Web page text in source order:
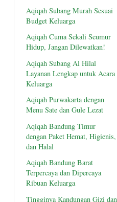
Aqiqah Subang Murah Sesuai
Budget Keluarga
Aqiqah Cuma Sekali Seumur
Hidup, Jangan Dilewatkan!
Aqiqah Subang Al Hilal
Layanan Lengkap untuk Acara
Keluarga
Aqiqah Purwakarta dengan
Menu Sate dan Gule Lezat
Aqiqah Bandung Timur
dengan Paket Hemat, Higienis,
dan Halal
Aqiqah Bandung Barat
Terpercaya dan Dipercaya
Ribuan Keluarga
Tingginya Kandungan Gizi dan